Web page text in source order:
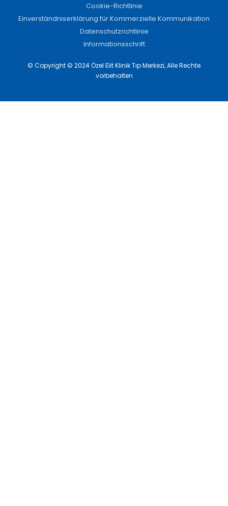
Cookie-Richtlinie
Einverständniserklärung für Kommerzielle Kommunikation
Datenschutzrichtlinie
Informationsschrift
© Copyright © 2024 Özel Elit Klinik Tıp Merkezi, Alle Rechte
vorbehalten